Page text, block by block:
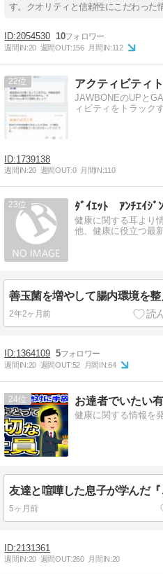
す。クオリティと信頼性にこだわった
2054530 10
週間IN:20 週間OUT:156 月間IN:112
22 アクティビティ
JAWBONEのUPと
ィビティをトラック
1739138
週間IN:20 週間OUT:0 月間IN:110
23 ﾀﾞｲｴｯﾄ ｱﾝﾁｴｲｼﾞ
健康に関する耳より
他、健康に役立つ最
善玉菌を増やして腸内環境を整
2年2ヶ月前
1364109 5
週間IN:20 週間OUT:52 月間IN:64
24 お達者でいたい
健康に関する情報を
5ヶ月前
2131361
週間IN:20 週間OUT:260 月間IN:20